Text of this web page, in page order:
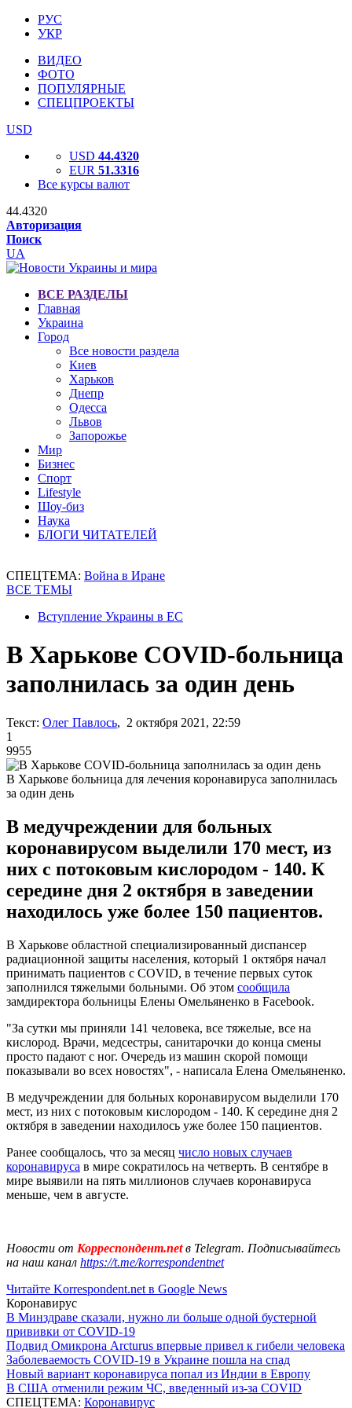
РУС
УКР
ВИДЕО
ФОТО
ПОПУЛЯРНЫЕ
СПЕЦПРОЕКТЫ
USD
USD 44.4320
EUR 51.3316
Все курсы валют
44.4320
Авторизация
Поиск
UA
ВСЕ РАЗДЕЛЫ
Главная
Украина
Город
Все новости раздела
Киев
Харьков
Днепр
Одесса
Львов
Запорожье
Мир
Бизнес
Спорт
Lifestyle
Шоу-биз
Наука
БЛОГИ ЧИТАТЕЛЕЙ
СПЕЦТЕМА: Война в Иране
ВСЕ ТЕМЫ
Вступление Украины в ЕС
В Харькове COVID-больница
заполнилась за один день
Текст: Олег Павлось, 2 октября 2021, 22:59
1
9955
В Харькове больница для лечения коронавируса заполнилась
за один день
В медучреждении для больных
коронавирусом выделили 170 мест, из
них с потоковым кислородом - 140. К
середине дня 2 октября в заведении
находилось уже более 150 пациентов.
В Харькове областной специализированный диспансер
радиационной защиты населения, который 1 октября начал
принимать пациентов с COVID, в течение первых суток
заполнился тяжелыми больными. Об этом сообщила
замдиректора больницы Елены Омельяненко в Facebook.
"За сутки мы приняли 141 человека, все тяжелые, все на
кислород. Врачи, медсестры, санитарочки до конца смены
просто падают с ног. Очередь из машин скорой помощи
показывали во всех новостях", - написала Елена Омельяненко.
В медучреждении для больных коронавирусом выделили 170
мест, из них с потоковым кислородом - 140. К середине дня 2
октября в заведении находилось уже более 150 пациентов.
Ранее сообщалось, что за месяц число новых случаев
коронавируса в мире сократилось на четверть. В сентябре в
мире выявили на пять миллионов случаев коронавируса
меньше, чем в августе.
Новости от Корреспондент.netв Telegram. Подписывайтесь
на наш канал https://t.me/korrespondentnet
Читайте Korrespondent.net в Google News
Коронавирус
В Минздраве сказали, нужно ли больше одной бустерной
прививки от COVID-19
Подвид Омикрона Arcturus впервые привел к гибели человека
Заболеваемость COVID-19 в Украине пошла на спад
Новый вариант коронавируса попал из Индии в Европу
В США отменили режим ЧС, введенный из-за COVID
СПЕЦТЕМА: Коронавирус